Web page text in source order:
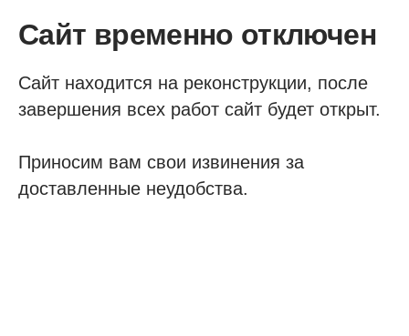
Сайт временно отключен
Сайт находится на реконструкции, после
завершения всех работ сайт будет открыт.
Приносим вам свои извинения за
доставленные неудобства.